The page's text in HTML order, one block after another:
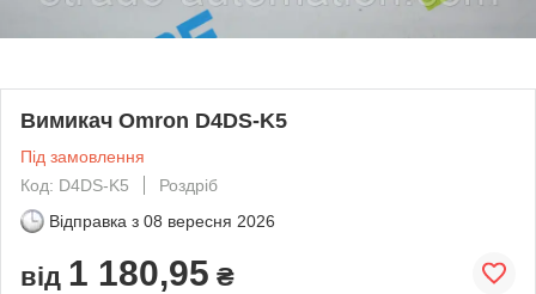
Вимикач Omron D4DS-K5
Під замовлення
Код: D4DS-K5
Роздріб
Відправка з 08 вересня 2026
від 1 180,95 ₴